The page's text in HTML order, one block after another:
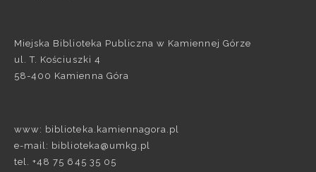
Miejska Biblioteka Publiczna w Kamiennej Górze
ul. T. Kościuszki 4
58-400 Kamienna Góra
www: biblioteka.kamiennagora.pl
e-mail: biblioteka@umkg.pl
tel. +48 75 645 35 05